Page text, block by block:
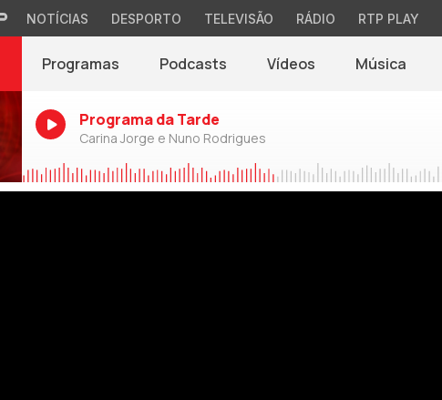
NOTÍCIAS DESPORTO TELEVISÃO RÁDIO RTP PLAY
Programas Podcasts Vídeos Música
Programa da Tarde
Carina Jorge e Nuno Rodrigues